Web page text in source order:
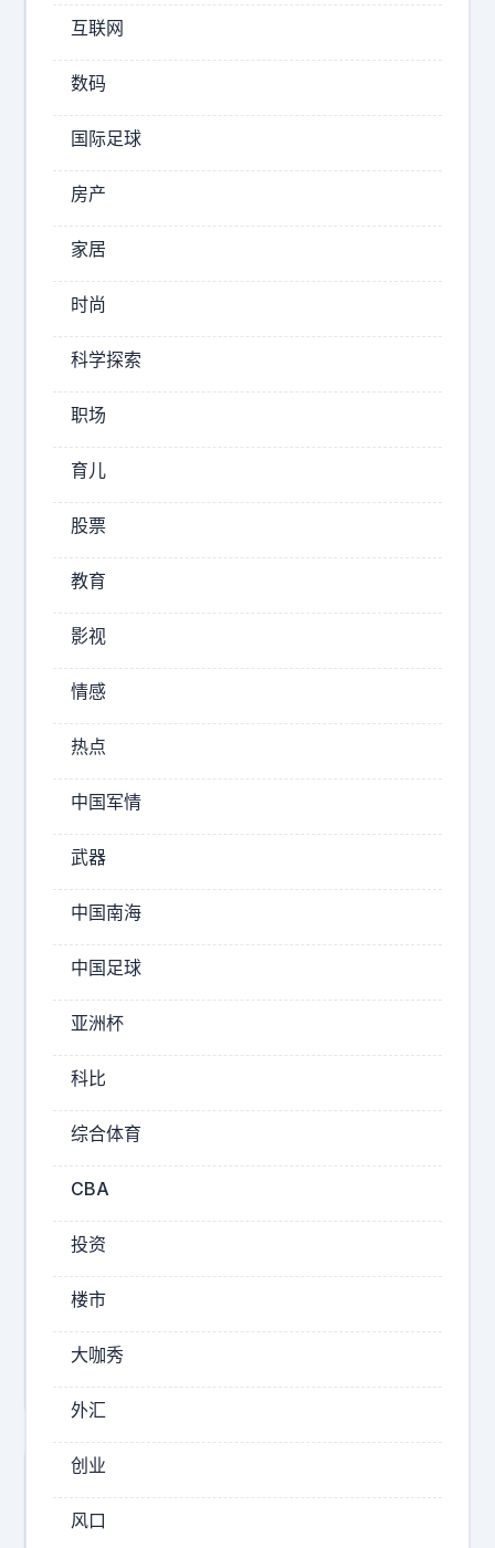
国
手
后
卫
08-
16:41
士
解
传
来
最
新
三
息
第
一
个
消
很
外
第
一
个
息
北
京
男
篮
拿
标
：
北
京
首
男
盈
胡
金
秋
赵
睿
西
篮
周
琦
互联网
数码
国际足球
房产
家居
时尚
科学探索
职场
育儿
股票
教育
影视
情感
热点
中国军情
武器
中国南海
中国足球
亚洲杯
科比
综合体育
CBA
投资
楼市
大咖秀
外汇
创业
风口